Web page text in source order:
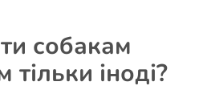
собакам
іноді?